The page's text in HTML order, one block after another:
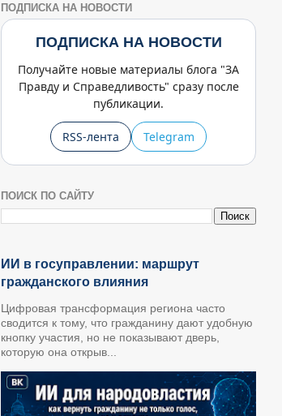
ПОДПИСКА НА НОВОСТИ
ПОДПИСКА НА НОВОСТИ
Получайте новые материалы блога "ЗА
Правду и Справедливость" сразу после
публикации.
RSS-лента Telegram
ПОИСК ПО САЙТУ
ИИ в госуправлении: маршрут
гражданского влияния
Цифровая трансформация региона часто
сводится к тому, что гражданину дают удобную
кнопку участия, но не показывают дверь,
которую она открыв...